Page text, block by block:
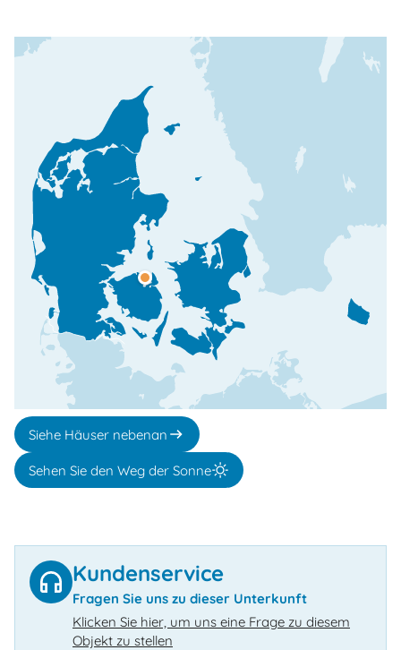
Siehe Häuser nebenan
Sehen Sie den Weg der Sonne
Kundenservice
Fragen Sie uns zu dieser Unterkunft
Klicken Sie hier, um uns eine Frage zu diesem
Objekt zu stellen